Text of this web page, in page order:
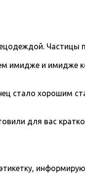
Частицы
имидже и имидже
стало хорошим
для вас